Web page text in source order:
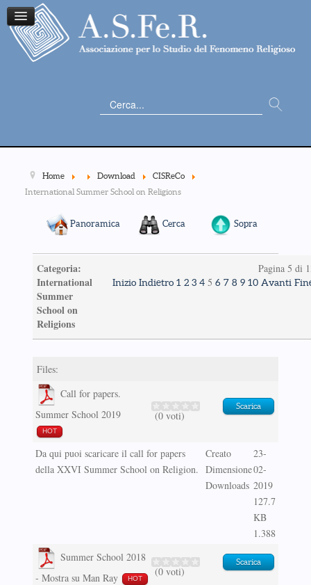
Cerca...
Home Download
CISReCo
International Summer School on Religions
Panoramica Cerca Sopra
Categoria:
International
Summer
School on
Religions
Pagina 5 di
Inizio Indietro 1 2 3 4 5 6 7 8 9 10 Avanti
Files:
Call for papers.
Summer School 2019
HOT
(0 voti)
Scarica
Da qui puoi scaricare il call for papers
della XXVI Summer School on Religion.
Creato
Dimensione
Downloads
23-
02-
2019
127.7
KB
1.388
Summer School 2018
- Mostra su Man Ray
HOT
(0 voti)
Scarica